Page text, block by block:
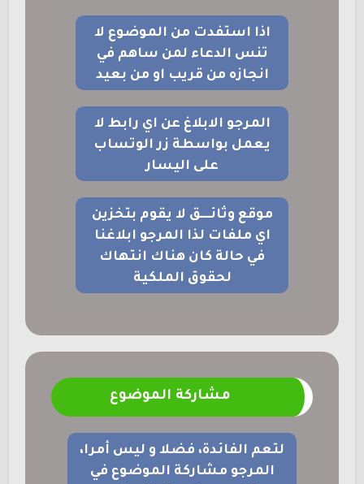
اذا استفدت من الموضوع لا
تنس الدعاء لمن ساهم في
انجازه من قريب او من بعيد
المرجو الابلاغ عن اي رابط لا
يعمل بواسطة زر الوتساب
على اليسار
موقع وثائــــق لا يقوم بتخزين
اي ملفات لذا المرجو ابلاغنا
في حالة كان هناك انتهاك
لحقوق الملكية
مشاركة الموضوع
لتعم الفائدة، فضلا و ليس أمرا،
المرجو مشاركة الموضوع في